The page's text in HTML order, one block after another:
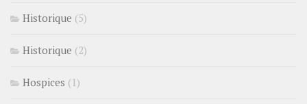
Historique (5)
Historique (2)
Hospices (1)